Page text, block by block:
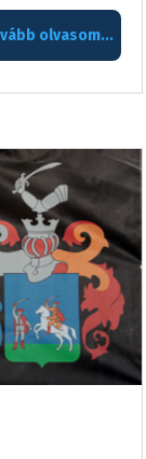
olvasom...